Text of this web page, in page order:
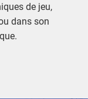
de jeu,
dans son